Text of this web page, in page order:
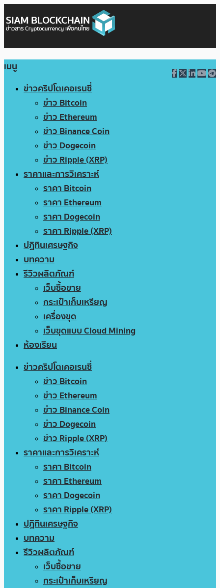
เมนู
ข่าวคริปโตเคอเรนซี่
ข่าว Bitcoin
ข่าว Ethereum
ข่าว Binance Coin
ข่าว Dogecoin
ข่าว Ripple (XRP)
ราคาและการวิเคราะห์
ราคา Bitcoin
ราคา Ethereum
ราคา Dogecoin
ราคา Ripple (XRP)
ปฏิทินเศรษฐกิจ
บทความ
รีวิวผลิตภัณฑ์
เว็บซื้อขาย
กระเป๋าเก็บเหรียญ
เครื่องขุด
เว็บขุดแบบ Cloud Mining
ห้องเรียน
ข่าวคริปโตเคอเรนซี่
ข่าว Bitcoin
ข่าว Ethereum
ข่าว Binance Coin
ข่าว Dogecoin
ข่าว Ripple (XRP)
ราคาและการวิเคราะห์
ราคา Bitcoin
ราคา Ethereum
ราคา Dogecoin
ราคา Ripple (XRP)
ปฏิทินเศรษฐกิจ
บทความ
รีวิวผลิตภัณฑ์
เว็บซื้อขาย
กระเป๋าเก็บเหรียญ